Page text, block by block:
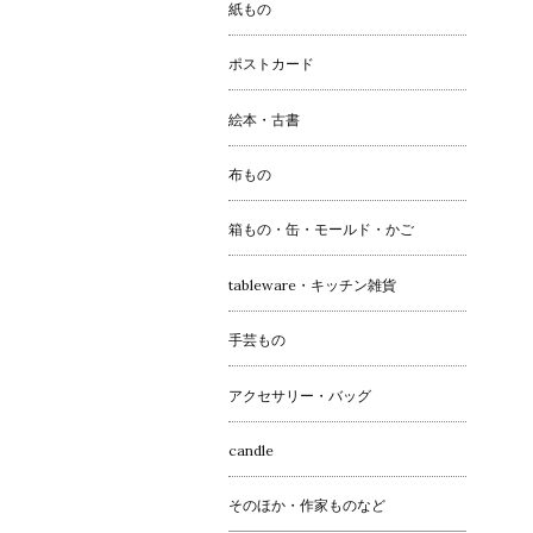
紙もの
ポストカード
絵本・古書
布もの
箱もの・缶・モールド・かご
tableware・キッチン雑貨
手芸もの
アクセサリー・バッグ
candle
そのほか・作家ものなど